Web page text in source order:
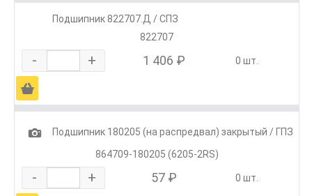
Подшипник 822707.Д / СПЗ
822707
- + 1 406 ₽ 0 шт.
Ä
1
Подшипник 180205 (на распредвал) закрытый / ГПЗ
864709-180205 (6205-2RS)
- + 57 ₽ 0 шт.